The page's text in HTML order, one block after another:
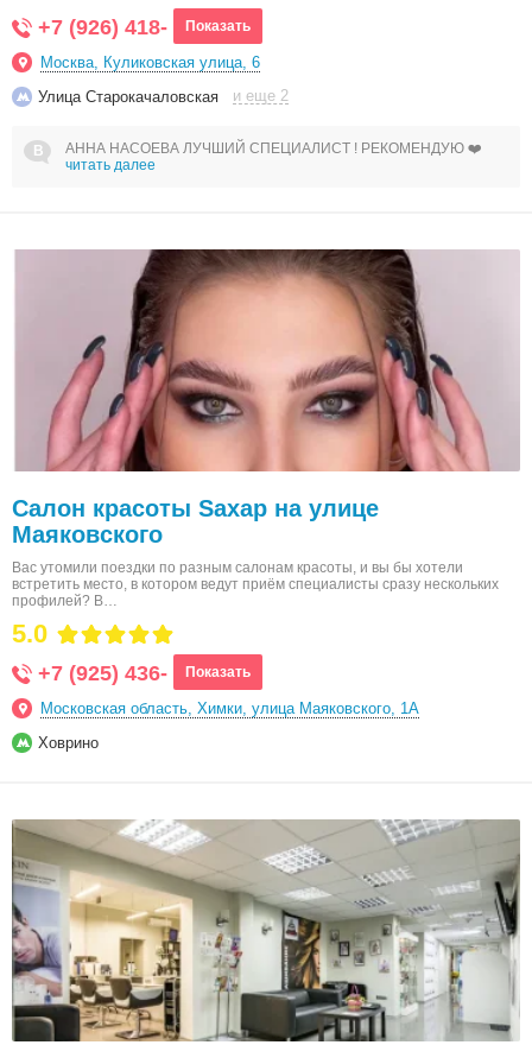
+7 (926) 418- Показать
Москва, Куликовская улица, 6
Улица Старокачаловская
и еще 2
АННА НАСОЕВА ЛУЧШИЙ СПЕЦИАЛИСТ ! РЕКОМЕНДУЮ ❤️
читать далее
Салон красоты Sахар на улице
Маяковского
Вас утомили поездки по разным салонам красоты, и вы бы хотели
встретить место, в котором ведут приём специалисты сразу нескольких
профилей? В…
5.0
+7 (925) 436- Показать
Московская область, Химки, улица Маяковского, 1А
Ховрино